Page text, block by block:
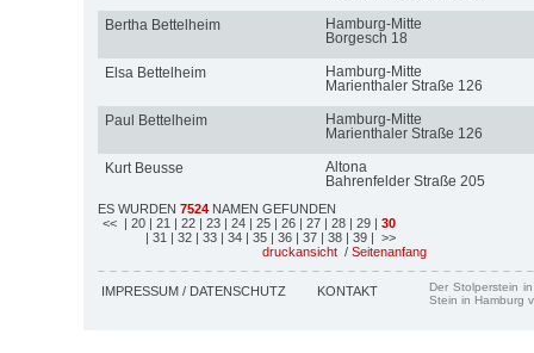
Bertha Bettelheim
Hamburg-Mitte
Borgesch 18
Elsa Bettelheim
Hamburg-Mitte
Marienthaler Straße 126
Paul Bettelheim
Hamburg-Mitte
Marienthaler Straße 126
Kurt Beusse
Altona
Bahrenfelder Straße 205
ES WURDEN 7524 NAMEN GEFUNDEN
<< | 20 | 21 | 22 | 23 | 24 | 25 | 26 | 27 | 28 | 29 | 30
| 31 | 32 | 33 | 34 | 35 | 36 | 37 | 38 | 39 | >>
druckansicht / Seitenanfang
IMPRESSUM / DATENSCHUTZ KONTAKT
Der Stolperstein
Stein in Hamburg